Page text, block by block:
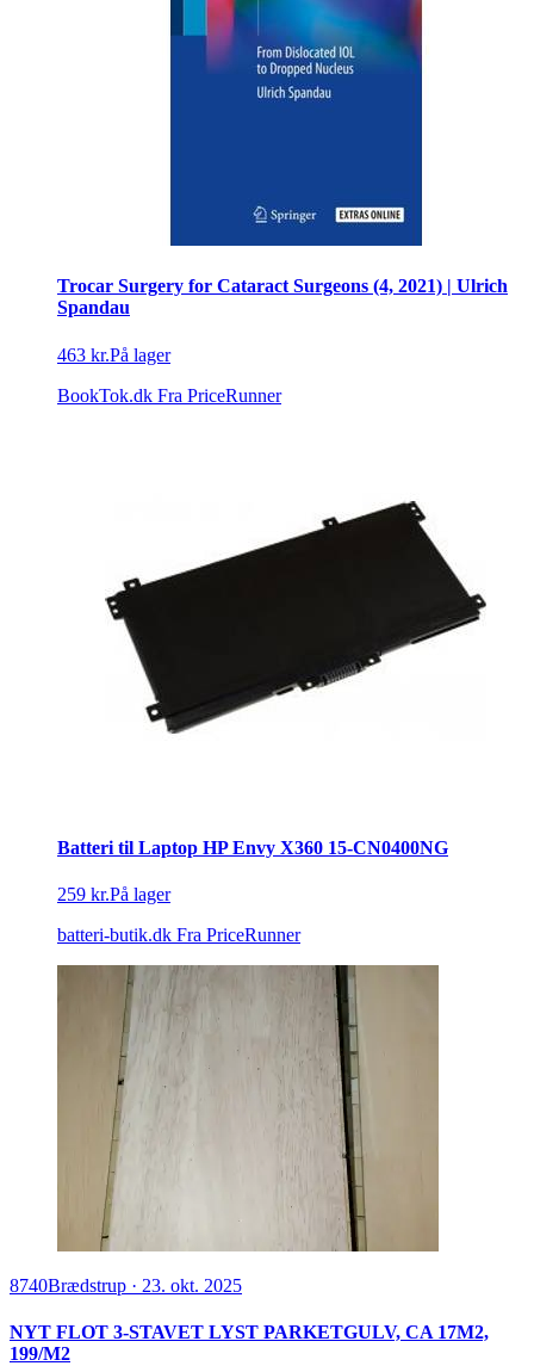
Trocar Surgery for Cataract Surgeons (4, 2021) | Ulrich
Spandau
463 kr.På lager
BookTok.dk Fra PriceRunner
Batteri til Laptop HP Envy X360 15-CN0400NG
259 kr.På lager
batteri-butik.dk Fra PriceRunner
8740Brædstrup · 23. okt. 2025
NYT FLOT 3-STAVET LYST PARKETGULV, CA 17M2,
199/M2